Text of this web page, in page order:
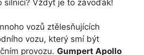
silnici? Vždyť je to závoďák!
vozů ztělesňujících
vozu, který smí být
provozu. Gumpert Apollo